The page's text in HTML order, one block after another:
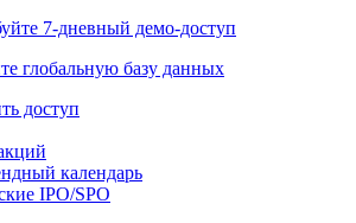
7-дневный демо-доступ
глобальную базу данных
доступ
календарь
IPO/SPO